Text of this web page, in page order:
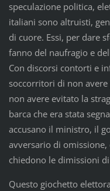
speculazione politica,
italiani sono altruisti,
di cuore. Essi, per dare
fanno del naufragio e
Con discorsi contorti e
soccorritori di non
non avere evitato la
barca che era stata
accusano il ministro, il
avversario di
chiedono le dimissioni
Questo giochetto